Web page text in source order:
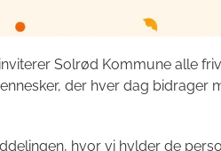
Solrød Kommune alle
der hver dag
hvor vi hylder de